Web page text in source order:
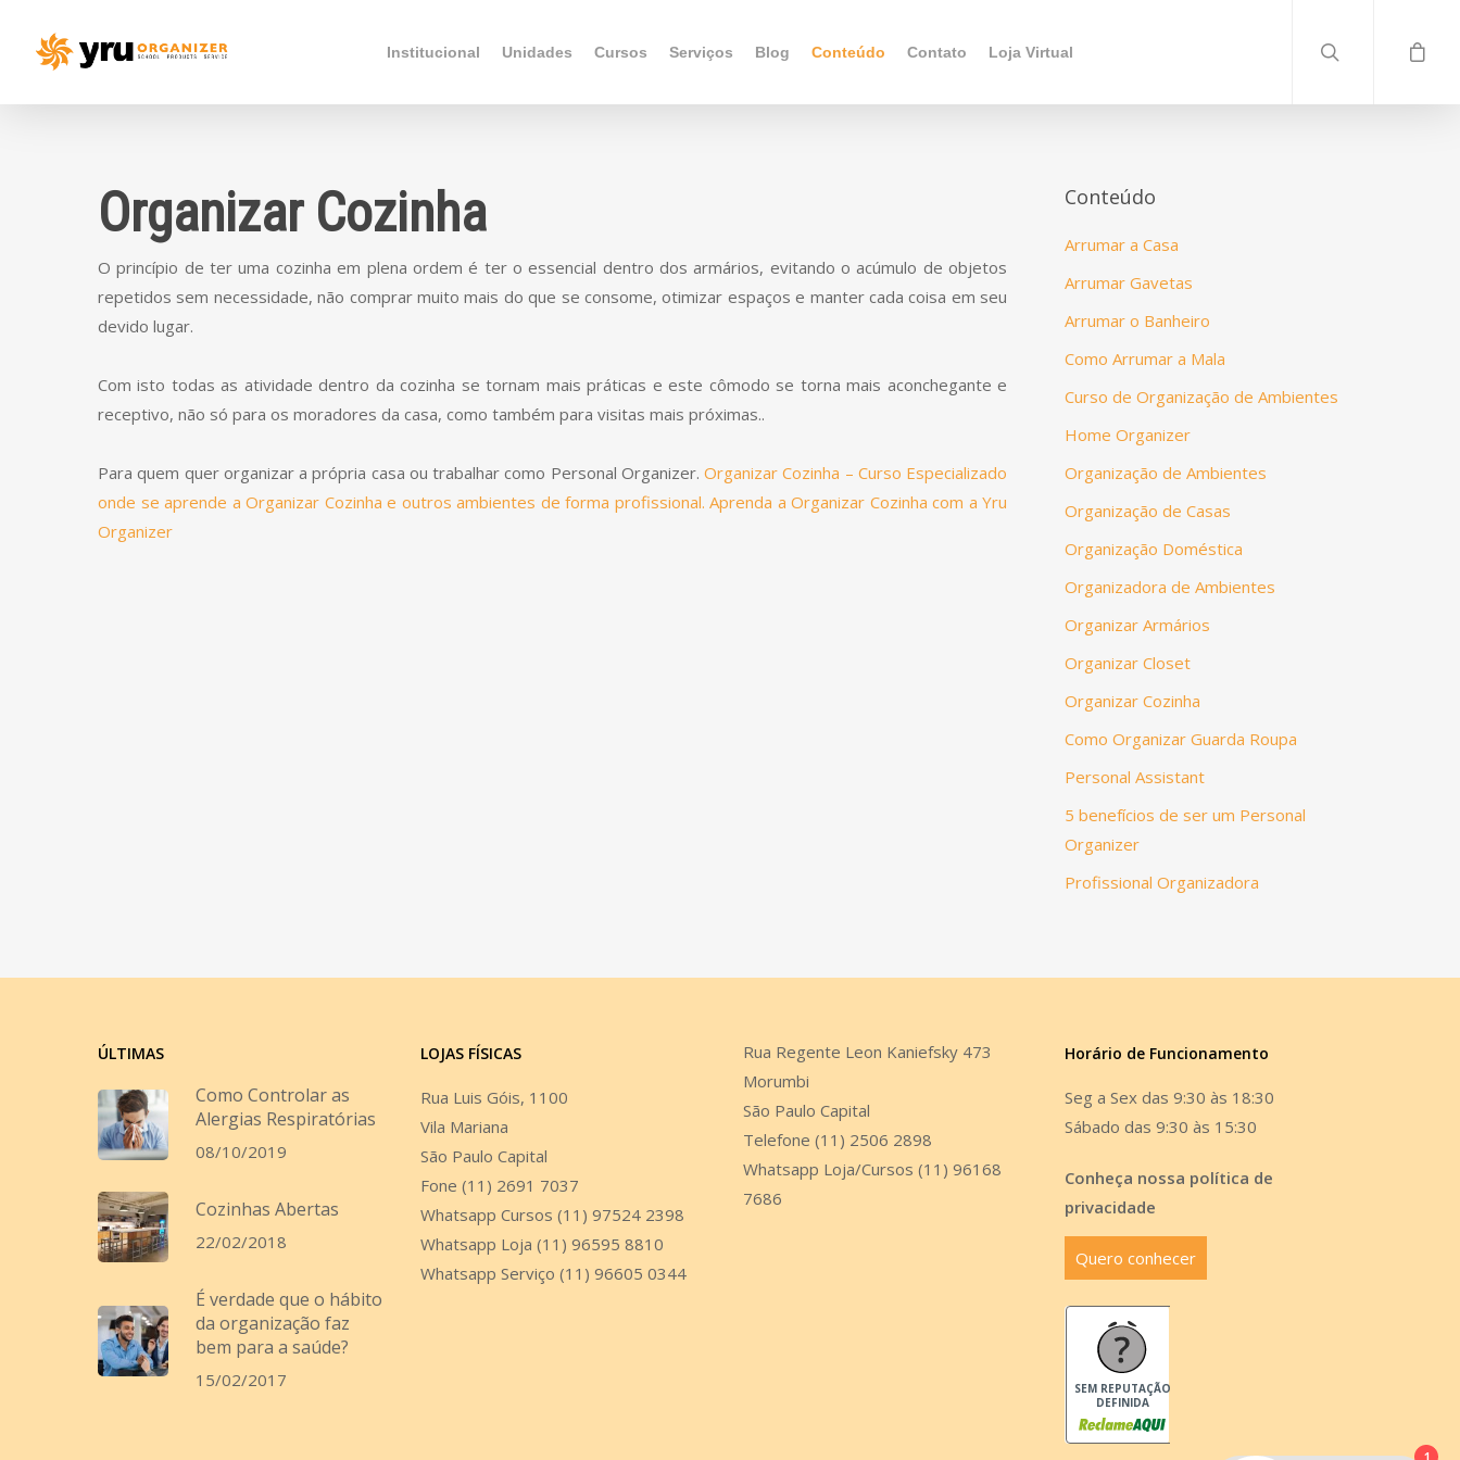
Institucional Unidades Cursos Serviços Blog Conteúdo Contato Loja Virtual
Organizar Cozinha
O princípio de ter uma cozinha em plena ordem é ter o essencial dentro dos armários, evitando o acúmulo de objetos
repetidos sem necessidade, não comprar muito mais do que se consome, otimizar espaços e manter cada coisa em seu
devido lugar.
Com isto todas as atividade dentro da cozinha se tornam mais práticas e este cômodo se torna mais aconchegante e
receptivo, não só para os moradores da casa, como também para visitas mais próximas..
Para quem quer organizar a própria casa ou trabalhar como Personal Organizer.Organizar Cozinha – Curso Especializado
onde se aprende a Organizar Cozinha e outros ambientes de forma profissional. Aprenda a Organizar Cozinha com a Yru
Organizer
Conteúdo
Arrumar a Casa
Arrumar Gavetas
Arrumar o Banheiro
Como Arrumar a Mala
Curso de Organização de Ambientes
Home Organizer
Organização de Ambientes
Organização de Casas
Organização Doméstica
Organizadora de Ambientes
Organizar Armários
Organizar Closet
Organizar Cozinha
Como Organizar Guarda Roupa
Personal Assistant
5 benefícios de ser um Personal
Organizer
Profissional Organizadora
ÚLTIMAS
Como Controlar as
Alergias Respiratórias
08/10/2019
Cozinhas Abertas
22/02/2018
É verdade que o hábito
da organização faz
bem para a saúde?
15/02/2017
LOJAS FÍSICAS
Rua Luis Góis, 1100
Vila Mariana
São Paulo Capital
Fone (11) 2691 7037
Whatsapp Cursos (11) 97524 2398
Whatsapp Loja (11) 96595 8810
Whatsapp Serviço (11) 96605 0344
Rua Regente Leon Kaniefsky 473
Morumbi
São Paulo Capital
Telefone (11) 2506 2898
Whatsapp Loja/Cursos (11) 96168
7686
Horário de Funcionamento
Seg a Sex das 9:30 às 18:30
Sábado das 9:30 às 15:30
Conheça nossa política de
privacidade
Quero conhecer
SEM REPUTAÇÃO
DEFINIDA